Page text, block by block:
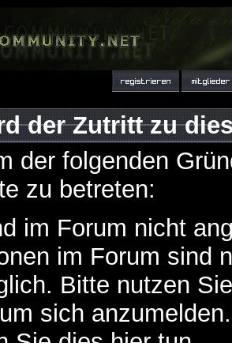
der Zutritt zu
der folgenden
zu betreten:
im Forum nicht
im Forum sind
Bitte nutzen
sich